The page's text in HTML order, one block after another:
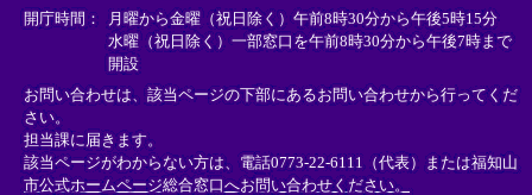
＞
＞
＞
開庁時間：
月曜から金曜（祝日除く）午前8時30分から午後5時15分
水曜（祝日除く）一部窓口を午前8時30分から午後7時まで
開設
お問い合わせは、該当ページの下部にあるお問い合わせから行ってくだ
さい。
担当課に届きます。
該当ページがわからない方は、電話0773-22-6111（代表）または福知山
市公式ホームページ総合窓口へお問い合わせください。